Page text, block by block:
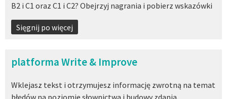
B2 i C1 oraz C1 i C2? Obejrzyj nagrania i pobierz wskazówki
Sięgnij po więcej
platforma Write & Improve
Wklejasz tekst i otrzymujesz informację zwrotną na temat